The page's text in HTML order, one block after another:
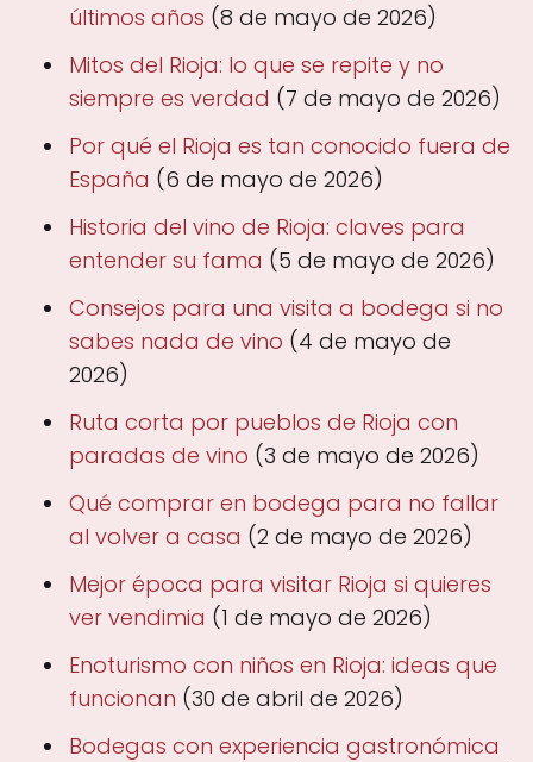
últimos años (8 de mayo de 2026)
Mitos del Rioja: lo que se repite y no
siempre es verdad (7 de mayo de 2026)
Por qué el Rioja es tan conocido fuera de
España (6 de mayo de 2026)
Historia del vino de Rioja: claves para
entender su fama (5 de mayo de 2026)
Consejos para una visita a bodega si no
sabes nada de vino (4 de mayo de
2026)
Ruta corta por pueblos de Rioja con
paradas de vino (3 de mayo de 2026)
Qué comprar en bodega para no fallar
al volver a casa (2 de mayo de 2026)
Mejor época para visitar Rioja si quieres
ver vendimia (1 de mayo de 2026)
Enoturismo con niños en Rioja: ideas que
funcionan (30 de abril de 2026)
Bodegas con experiencia gastronómica